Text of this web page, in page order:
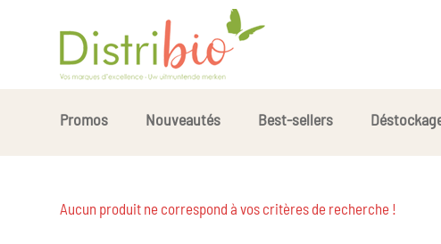
Promos Nouveautés Best-sellers
Aucun produit ne correspond à vos critères de recherche !